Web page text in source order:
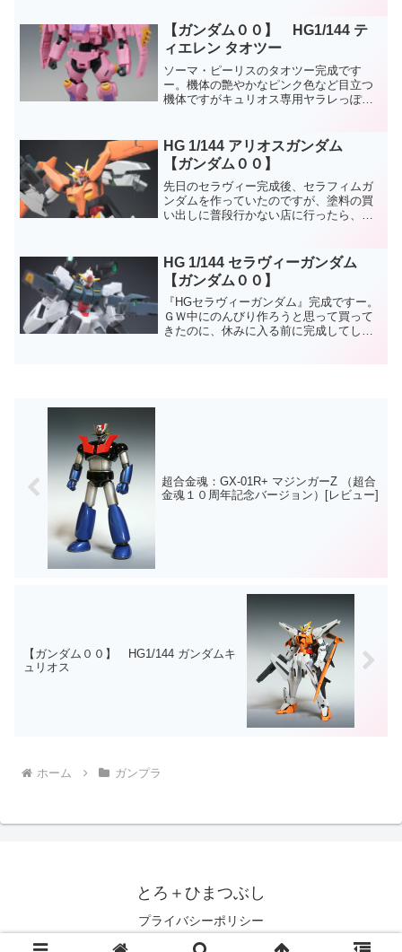
ス専用イナクトとは、頭部・肩、腰・ラ
イフルの形状が違いますね...
【ガンダム００】 HG1/144 テ
ィエレン タオツー
ソーマ・ピーリスのタオツー完成です
ー。機体の艶やかなピンク色など目立つ
機体ですがキュリオス専用ヤラレっぽく
HG 1/144 アリオスガンダム
【ガンダム００】
先日のセラヴィー完成後、セラフィムガ
ンダムを作っていたのですが、塗料の買
い出しに普段行かない店に行ったら、
ンジの調色がメンドウで少し敬遠がちだ
ったのですが専用カラーが手...
HG 1/144 セラヴィーガンダム
【ガンダム００】
『HGセラヴィーガンダム』完成ですー。
ＧＷ中にのんびり作ろうと思って買って
きたのに、休みに入る前に完成してしま
超合金魂：GX-01R+ マジンガーZ （超合
金魂１０周年記念バージョン）[レビュー]
【ガンダム００】 HG1/144 ガンダムキ
ュリオス
ホーム ガンプラ
とろ＋ひまつぶし
プライバシーポリシー